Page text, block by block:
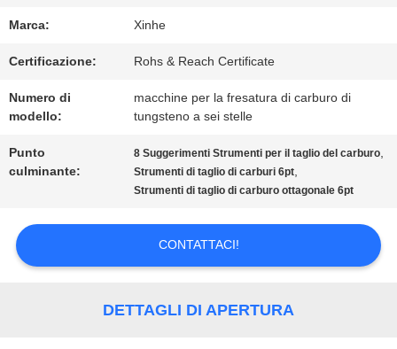
FABBRICA
CONTROLLO
DELLA
QUALITÀ
CONTATTACI
Marca: Xinhe
Certificazione: Rohs & Reach Certificate
Numero di
modello:
macchine per la fresatura di carburo di
tungsteno a sei stelle
Punto
culminante:
8 Suggerimenti Strumenti per il taglio del carburo,
Strumenti di taglio di carburi 6pt,
Strumenti di taglio di carburo ottagonale 6pt
CONTATTACI!
DETTAGLI DI APERTURA